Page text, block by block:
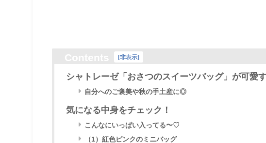
[非表示]
シャトレーゼ「おさつのスイーツバッグ」が可愛
自分へのご褒美や秋の手土産に◎
気になる中身をチェック！
こんなにいっぱい入ってる〜♡
（1）紅色ピンクのミニバッグ